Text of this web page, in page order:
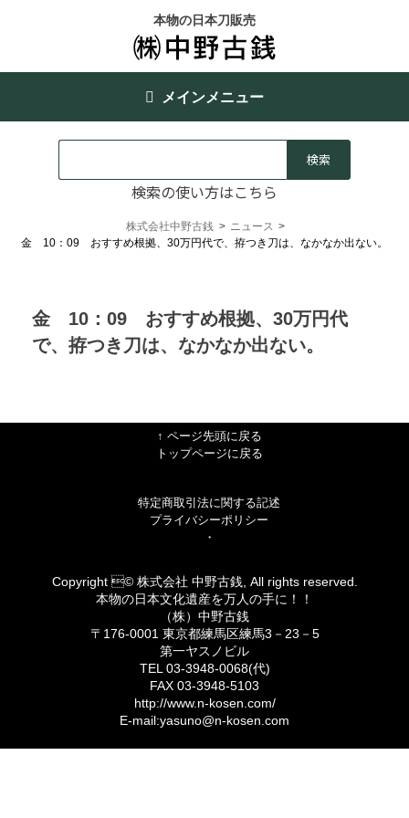
本物の日本刀販売
メインメニュー
検索の使い方はこちら
株式会社中野古銭 > ニュース >
金 10：09 おすすめ根拠、30万円代で、拵つき刀は、なかなか出ない。
金 10：09 おすすめ根拠、30万円代
で、拵つき刀は、なかなか出ない。
↑ ページ先頭に戻る
トップページに戻る
特定商取引法に関する記述
プライバシーポリシー
・
Copyright © 株式会社 中野古銭, All rights reserved.
本物の日本文化遺産を万人の手に！！
（株）中野古銭
〒176-0001 東京都練馬区練馬3－23－5
第一ヤスノビル
TEL 03-3948-0068(代)
FAX 03-3948-5103
http://www.n-kosen.com/
E-mail:yasuno@n-kosen.com